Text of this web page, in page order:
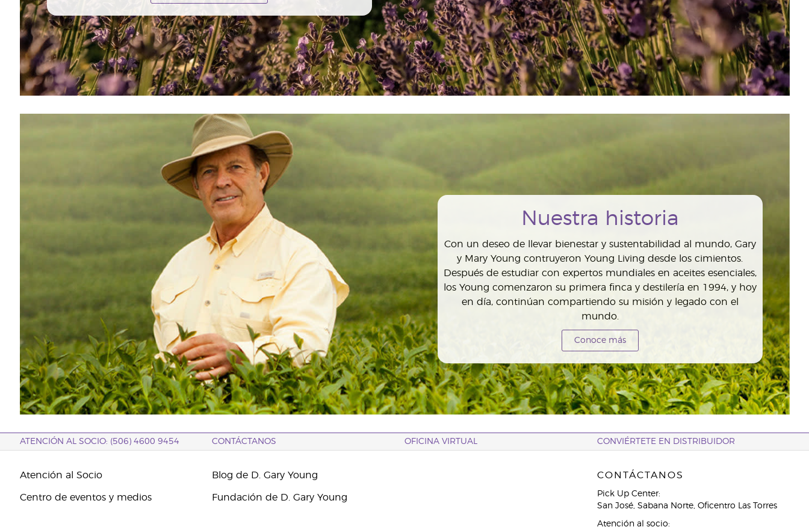
Nuestra historia
Con un deseo de llevar bienestar y sustentabilidad al mundo, Gary
y Mary Young contruyeron Young Living desde los cimientos.
Después de estudiar con expertos mundiales en aceites esenciales,
los Young comenzaron su primera finca y destilería en 1994, y hoy
en día, continúan compartiendo su misión y legado con el
mundo.
Conoce más
ATENCIÓN AL SOCIO: (506) 4600 9454 CONTÁCTANOS OFICINA VIRTUAL CONVIÉRTETE EN DISTRIBUIDOR
Atención al Socio
Centro de eventos y medios
Blog de D. Gary Young
Fundación de D. Gary Young
CONTÁCTANOS
Pick Up Center:
San José, Sabana Norte, Oficentro Las Torres
Atención al socio: